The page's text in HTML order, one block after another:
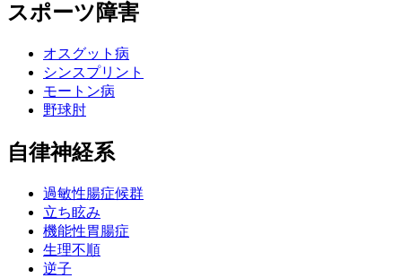
スポーツ障害
オスグット病
シンスプリント
モートン病
野球肘
自律神経系
過敏性腸症候群
立ち眩み
機能性胃腸症
生理不順
逆子